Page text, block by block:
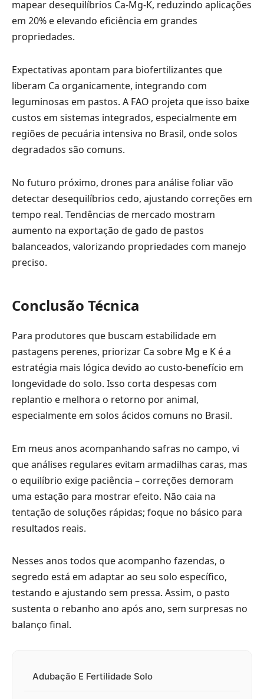
mapear desequilíbrios Ca-Mg-K, reduzindo aplicações
em 20% e elevando eficiência em grandes
propriedades.
Expectativas apontam para biofertilizantes que
liberam Ca organicamente, integrando com
leguminosas em pastos. A FAO projeta que isso baixe
custos em sistemas integrados, especialmente em
regiões de pecuária intensiva no Brasil, onde solos
degradados são comuns.
No futuro próximo, drones para análise foliar vão
detectar desequilíbrios cedo, ajustando correções em
tempo real. Tendências de mercado mostram
aumento na exportação de gado de pastos
balanceados, valorizando propriedades com manejo
preciso.
Conclusão Técnica
Para produtores que buscam estabilidade em
pastagens perenes, priorizar Ca sobre Mg e K é a
estratégia mais lógica devido ao custo-benefício em
longevidade do solo. Isso corta despesas com
replantio e melhora o retorno por animal,
especialmente em solos ácidos comuns no Brasil.
Em meus anos acompanhando safras no campo, vi
que análises regulares evitam armadilhas caras, mas
o equilíbrio exige paciência – correções demoram
uma estação para mostrar efeito. Não caia na
tentação de soluções rápidas; foque no básico para
resultados reais.
Nesses anos todos que acompanho fazendas, o
segredo está em adaptar ao seu solo específico,
testando e ajustando sem pressa. Assim, o pasto
sustenta o rebanho ano após ano, sem surpresas no
balanço final.
Adubação E Fertilidade Solo